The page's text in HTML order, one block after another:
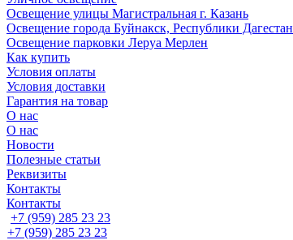
Освещение улицы Магистральная г. Казань
Освещение города Буйнакск, Республики Дагестан
Освещение парковки Леруа Мерлен
Как купить
Условия оплаты
Условия доставки
Гарантия на товар
О нас
О нас
Новости
Полезные статьи
Реквизиты
Контакты
Контакты
+7 (959) 285 23 23
+7 (959) 285 23 23